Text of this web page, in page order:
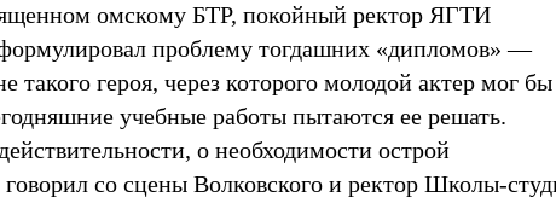
омскому БТР, покойный ректор ЯГТИ
проблему тогдашних «дипломов» —
такого героя, через которого молодой актер мог бы
учебные работы пытаются ее решать.
о необходимости острой
со сцены Волковского и ректор Школы-